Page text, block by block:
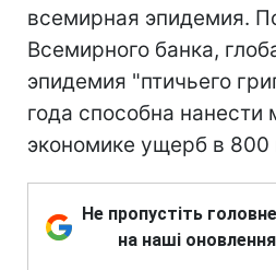
всемирная эпидемия.
Всемирного банка,
эпидемия "птичьего
года способна нанести
экономике ущерб в
Не пропустіть
на наші